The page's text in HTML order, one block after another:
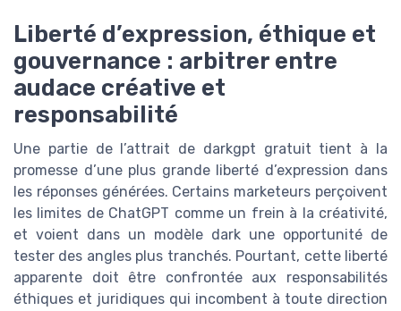
Liberté d’expression, éthique et
gouvernance : arbitrer entre
audace créative et
responsabilité
Une partie de l’attrait de darkgpt gratuit tient à la
promesse d’une plus grande liberté d’expression dans
les réponses générées. Certains marketeurs perçoivent
les limites de ChatGPT comme un frein à la créativité,
et voient dans un modèle dark une opportunité de
tester des angles plus tranchés. Pourtant, cette liberté
apparente doit être confrontée aux responsabilités
éthiques et juridiques qui incombent à toute direction